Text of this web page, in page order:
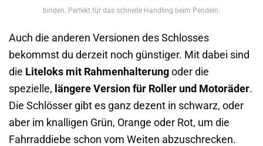
binden. Perfekt für das schnelle Handling beim Pendeln.
Auch die anderen Versionen des Schlosses
bekommst du derzeit noch günstiger. Mit dabei sind
die Liteloks mit Rahmenhalterung oder die
spezielle, längere Version für Roller und Motoräder.
Die Schlösser gibt es ganz dezent in schwarz, oder
aber im knalligen Grün, Orange oder Rot, um die
Fahrraddiebe schon vom Weiten abzuschrecken.